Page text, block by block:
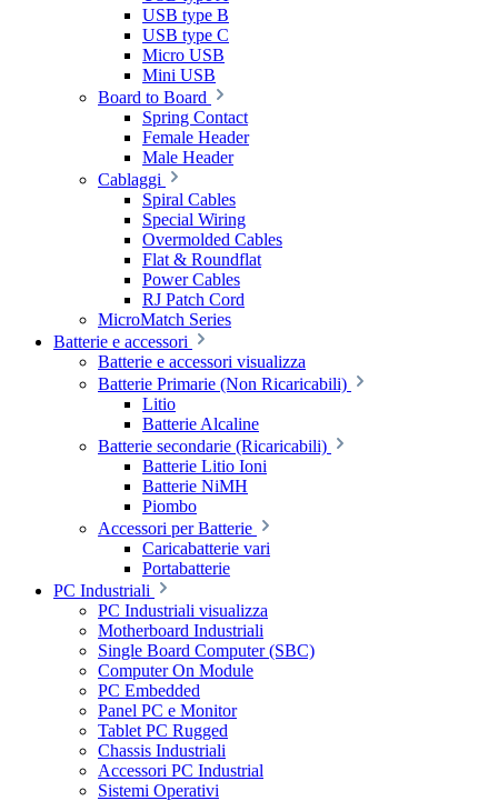
USB type B
USB type C
Micro USB
Mini USB
Board to Board
Spring Contact
Female Header
Male Header
Cablaggi
Spiral Cables
Special Wiring
Overmolded Cables
Flat & Roundflat
Power Cables
RJ Patch Cord
MicroMatch Series
Batterie e accessori
Batterie e accessori visualizza
Batterie Primarie (Non Ricaricabili)
Litio
Batterie Alcaline
Batterie secondarie (Ricaricabili)
Batterie Litio Ioni
Batterie NiMH
Piombo
Accessori per Batterie
Caricabatterie vari
Portabatterie
PC Industriali
PC Industriali visualizza
Motherboard Industriali
Single Board Computer (SBC)
Computer On Module
PC Embedded
Panel PC e Monitor
Tablet PC Rugged
Chassis Industriali
Accessori PC Industrial
Sistemi Operativi